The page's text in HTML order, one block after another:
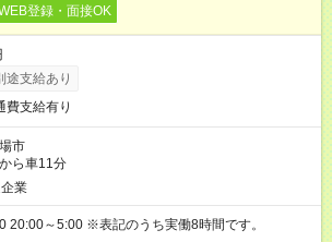
登録・面接OK
途支給あり
費支給有り
市
ら車11分
業
8:00～17:00 20:00～5:00 ※表記のうち実働8時間です。